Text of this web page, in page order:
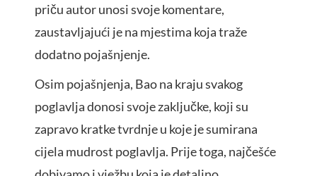
priču autor unosi svoje komentare,
zaustavljajući je na mjestima koja traže
dodatno pojašnjenje.
Osim pojašnjenja, Bao na kraju svakog
poglavlja donosi svoje zaključke, koji su
zapravo kratke tvrdnje u koje je sumirana
cijela mudrost poglavlja. Prije toga, najčešće